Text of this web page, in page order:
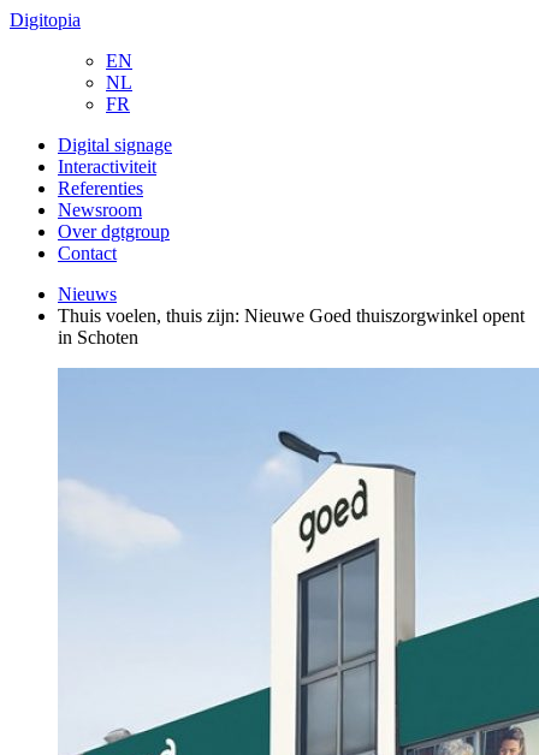
Digitopia
EN
NL
FR
Digital signage
Interactiviteit
Referenties
Newsroom
Over dgtgroup
Contact
Nieuws
Thuis voelen, thuis zijn: Nieuwe Goed thuiszorgwinkel opent
in Schoten